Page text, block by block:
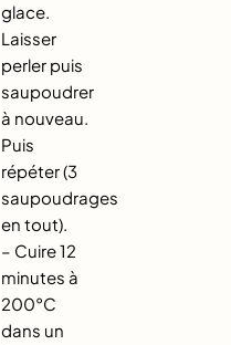
glace.
Laisser
perler puis
saupoudrer
à nouveau.
Puis
répéter (3
saupoudrages
en tout).
– Cuire 12
minutes à
200°C
dans un